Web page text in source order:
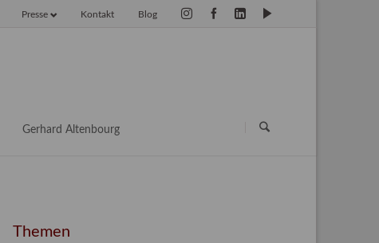
Blog
Kontakt
Presse
Gerhard Altenbourg
Themen